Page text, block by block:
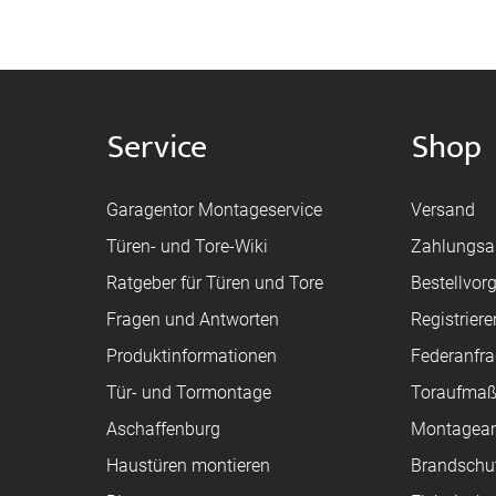
Service
Garagentor Montageservice
Türen- und Tore-Wiki
Ratgeber für Türen und Tore
Fragen und Antworten
Produktinformationen
Tür- und Tormontage
Aschaffenburg
Haustüren montieren
Shop
Versand